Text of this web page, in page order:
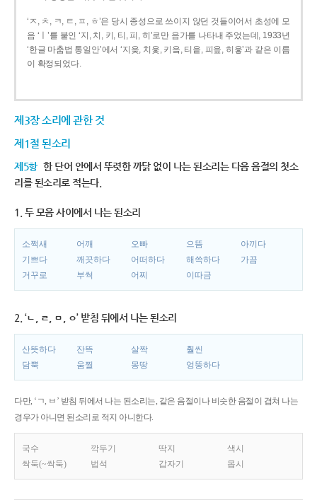
‘ㅈ, ㅊ, ㅋ, ㅌ, ㅍ, ㅎ’은 당시 종성으로 쓰이지 않던 것들이어서 초성에 모
음 ‘ㅣ’를 붙인 ‘지, 치, 키, 티, 피, 히’로만 음가를 나타내 주었는데, 1933년
‘한글 마춤법 통일안’에서 ‘지읒, 치읓, 키읔, 티읕, 피읖, 히읗’과 같은 이름
이 확정되었다.
제3장 소리에 관한 것
제1절 된소리
제5항 한 단어 안에서 뚜렷한 까닭 없이 나는 된소리는 다음 음절의 첫소
리를 된소리로 적는다.
1. 두 모음 사이에서 나는 된소리
소쩍새 어깨 오빠 으뜸
아끼다
기쁘다
깨끗하다 어떠하다 해쓱하다
가끔
거꾸로
부썩 어찌 이따금
2. ‘ㄴ, ㄹ, ㅁ, ㅇ’ 받침 뒤에서 나는 된소리
산뜻하다 잔뜩 살짝
훨씬
담뿍
움찔 몽땅 엉뚱하다
다만, ‘ㄱ, ㅂ’ 받침 뒤에서 나는 된소리는, 같은 음절이나 비슷한 음절이 겹쳐 나는
경우가 아니면 된소리로 적지 아니한다.
국수 깍두기 딱지
색시
싹둑(~싹둑)
법석 갑자기 몹시